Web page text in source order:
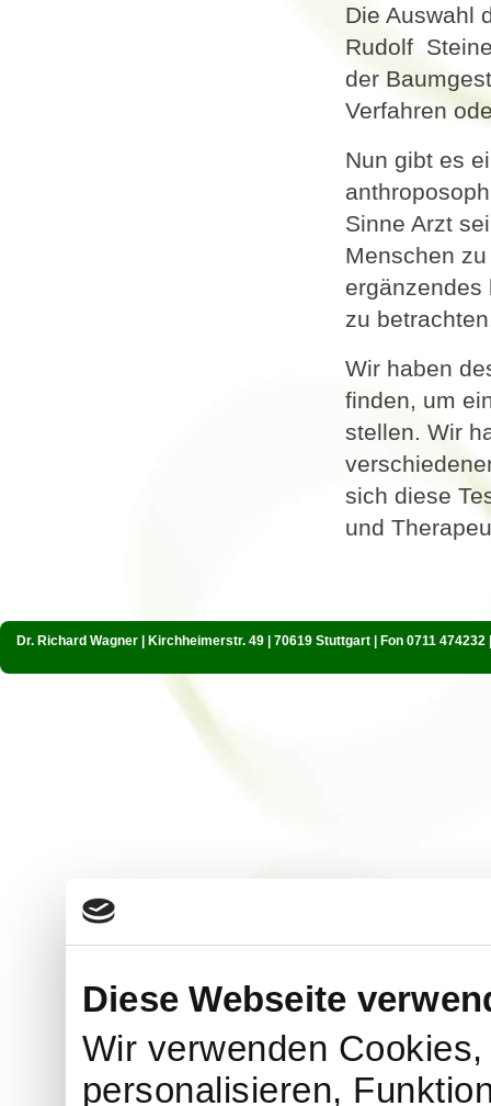
Diese Webseite
Wir verwenden
personalisieren,
Die Auswahl
Rudolf
der
Verfahren
Nun gibt es
Sinne Arzt
Menschen
ergänzendes
zu
Wir haben
finden, um
stellen. Wir
sich diese
und
Dr. Richard Wagner | Kirchheimerstr. 49 | 70619 Stuttgart | Fon 0711